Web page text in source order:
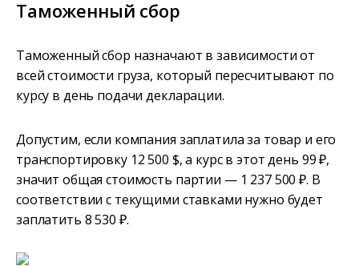
Таможенный сбор
Таможенный сбор назначают в зависимости от
всей стоимости груза, который пересчитывают по
курсу в день подачи декларации.
Допустим, если компания заплатила за товар и его
транспортировку 12 500 $, а курс в этот день 99 ₽,
значит общая стоимость партии — 1 237 500 ₽. В
соответствии с текущими ставками нужно будет
заплатить 8 530 ₽.